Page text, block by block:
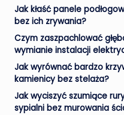
Jak kłaść panele
bez ich zrywania?
Czym zaszpachlować
wymianie instalacji
Jak wyrównać bardzo
kamienicy bez stelaża?
Jak wyciszyć szumiące
sypialni bez murowania